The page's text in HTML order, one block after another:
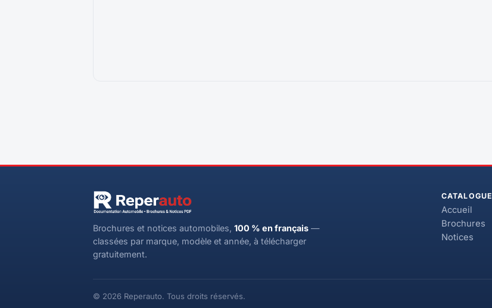
Brochures et notices automobiles, 100 % en français —
classées par marque, modèle et année, à télécharger
gratuitement.
CATALOGUE
Accueil
Brochures
Notices
© 2026 Reperauto. Tous droits réservés.